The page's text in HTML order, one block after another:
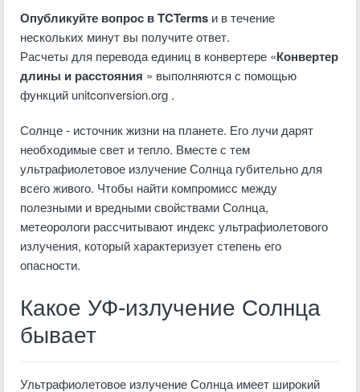
Опубликуйте вопрос в TCTerms и в течение
нескольких минут вы получите ответ.
Расчеты для перевода единиц в конвертере «Конвертер
длины и расстояния » выполняются с помощью
функций unitconversion.org .
Солнце - источник жизни на планете. Его лучи дарят
необходимые свет и тепло. Вместе с тем
ультрафиолетовое излучение Солнца губительно для
всего живого. Чтобы найти компромисс между
полезными и вредными свойствами Солнца,
метеорологи рассчитывают индекс ультрафиолетового
излучения, который характеризует степень его
опасности.
Какое УФ-излучение Солнца
бывает
Ультрафиолетовое излучение Солнца имеет широкий